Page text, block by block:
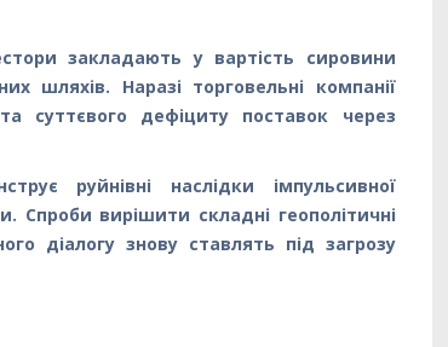
закладають у вартість сировини
шляхів. Наразі торговельні компанії
суттєвого дефіциту поставок через
руйнівні наслідки імпульсивної
Спроби вирішити складні геополітичні
діалогу знову ставлять під загрозу